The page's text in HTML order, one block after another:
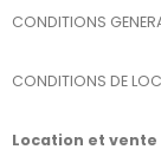
CONDITIONS
CONDITIONS DE
Location et